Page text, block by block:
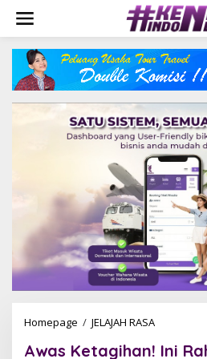
i
Homepage / JELAJAH RASA
Awas Ketagihan! Ini